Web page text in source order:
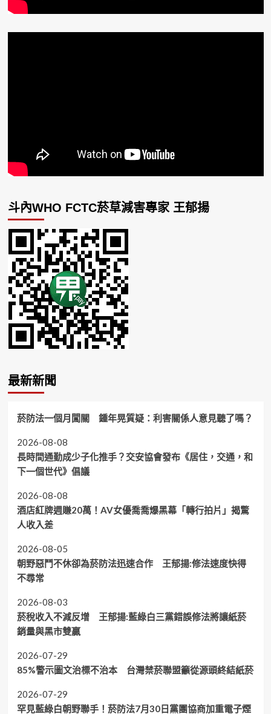
斗內WHO FCTC菸草減害專家 王郁揚
最新新聞
菸防法一個月闖關 鍾年晃質疑：利害關係人意見聽了嗎？
2026-08-08
長時間通勤成少子化推手？交安協會發布《居住，交通，和
下一個世代》倡議
2026-08-08
酒店紅牌週賺20萬！AV女優喬喬爆黑幕「轉行拍片」揭驚
人收入差
2026-08-05
朝野惡鬥不休卻為菸防法迅速合作 王郁揚:修法速度快得
不尋常
2026-08-03
菸稅收入不減反增 王郁揚:藍綠白三黨錯誤修法將讓紙菸
銷量與黑市雙贏
2026-07-29
85%警示圖文治標不治本 台灣禁菸聯盟籲從源頭終結紙菸
2026-07-29
罕見藍綠白朝野聯手！菸防法7月30日黨團協商加重電子煙